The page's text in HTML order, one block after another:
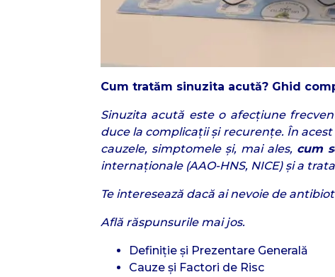
Cum tratăm sinuzita acută? Ghid
Sinuzita acută este o afecțiune
duce la complicații și recurențe. În
cauzele, simptomele și, mai ales, cum
internaționale (AAO-HNS, NICE) și a
Te interesează dacă ai nevoie de
Află răspunsurile mai jos.
Definiție și Prezentare Generală
Cauze și Factori de Risc